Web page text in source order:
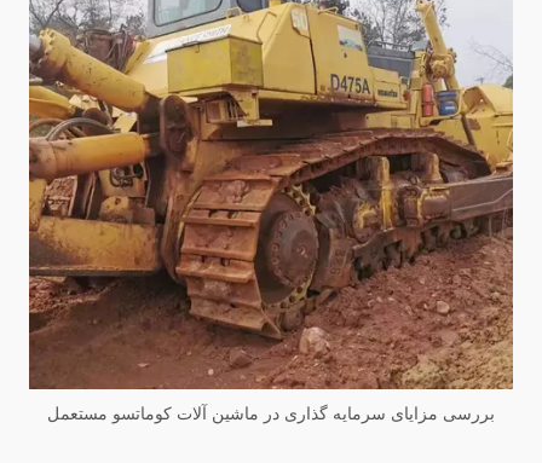
بررسی مزایای سرمایه گذاری در ماشین آلات کوماتسو مستعمل